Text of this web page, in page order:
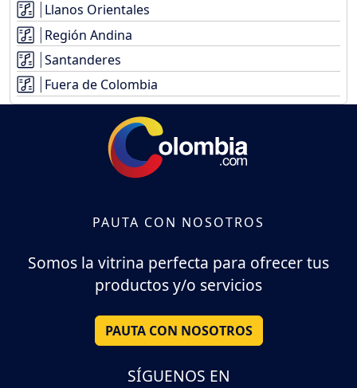
Llanos Orientales
Región Andina
Santanderes
Fuera de Colombia
PAUTA CON NOSOTROS
Somos la vitrina perfecta para ofrecer tus
productos y/o servicios
PAUTA CON NOSOTROS
SÍGUENOS EN